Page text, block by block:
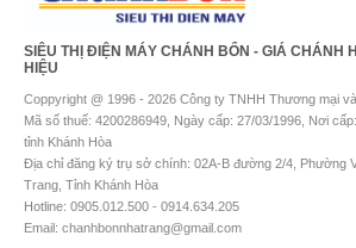
SIÊU THỊ ĐIỆN MÁY CHÁNH BỔN - GIÁ CHÁNH
HIỆU
Coppyright @ 1996 - 2026 Công ty TNHH Thương mại
Mã số thuế: 4200286949, Ngày cấp: 27/03/1996, Nơi
tỉnh Khánh Hòa
Địa chỉ đăng ký trụ sở chính: 02A-B đường 2/4, Phường
Trang, Tỉnh Khánh Hòa
Hotline: 0905.012.500 - 0914.634.205
Email: chanhbonnhatrang@gmail.com